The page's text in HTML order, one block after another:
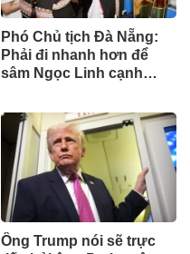
Phó Chủ tịch Đà Nẵng:
Phải đi nhanh hơn để
sâm Ngọc Linh cạnh
Ông Trump nói sẽ trực